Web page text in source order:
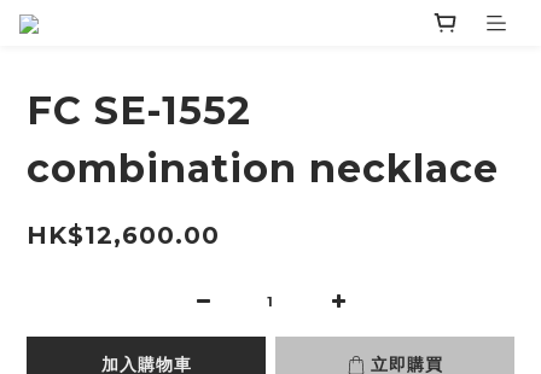
FC SE-1552
combination necklace
HK$12,600.00
加入購物車 立即購買